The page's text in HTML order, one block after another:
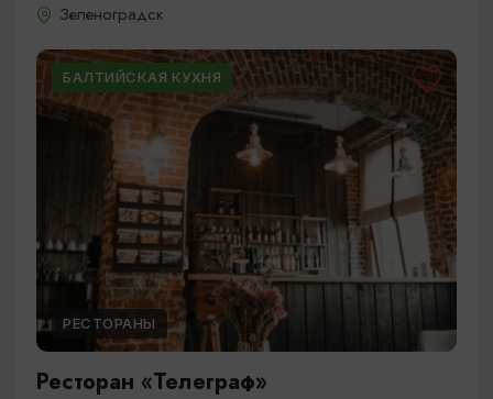
Зеленоградск
БАЛТИЙСКАЯ КУХНЯ
РЕСТОРАНЫ
Ресторан «Телеграф»